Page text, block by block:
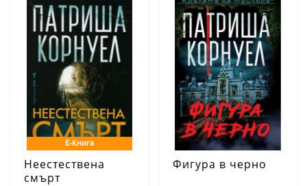
Е-Книга
Неестествена
смърт
Фигура в черно